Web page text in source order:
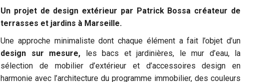
Un projet de design extérieur par Patrick Bossa créateur de
terrasses et jardins à Marseille.
Une approche minimaliste dont chaque élément a fait l’objet d’un
design sur mesure, les bacs et jardinières, le mur d’eau, la
sélection de mobilier d’extérieur et d’accessoires design en
harmonie avec l’architecture du programme immobilier, des couleurs